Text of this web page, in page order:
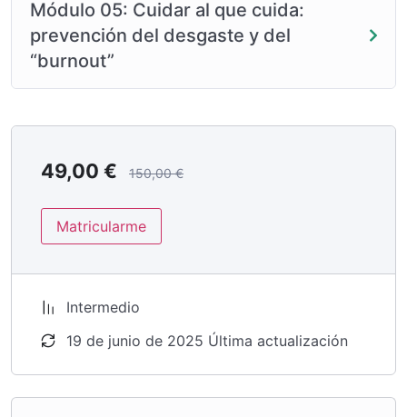
Módulo 05: Cuidar al que cuida:
prevención del desgaste y del
“burnout”
49,00 € 150,00€
Matricularme
Intermedio
19 de junio de 2025 Última actualización